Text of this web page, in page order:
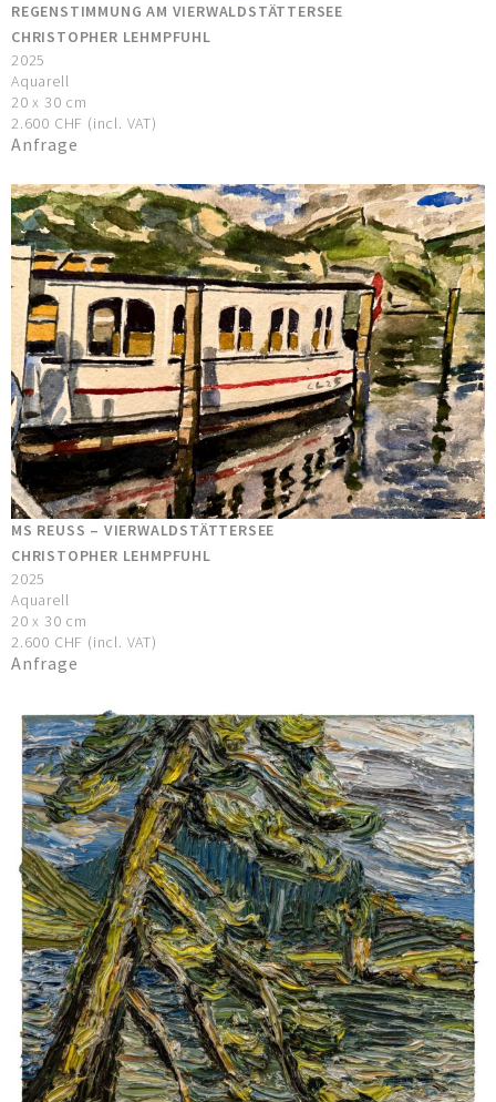
REGENSTIMMUNG AM VIERWALDSTÄTTERSEE
CHRISTOPHER LEHMPFUHL
2025
Aquarell
20 x 30 cm
2.600 CHF (incl. VAT)
Anfrage
MS REUSS – VIERWALDSTÄTTERSEE
CHRISTOPHER LEHMPFUHL
2025
Aquarell
20 x 30 cm
2.600 CHF (incl. VAT)
Anfrage